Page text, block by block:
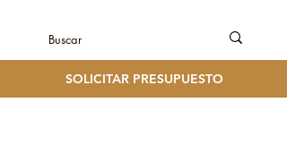
SOLICITAR PRESUPUESTO